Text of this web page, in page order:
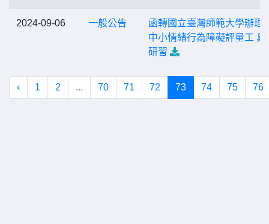
2024-09-06 一般公告
函轉國立臺灣師範大學辦理
中小情緒行為障礙評量工 具
研習
‹ 1 2 ... 70 71 72 73 74 75 76